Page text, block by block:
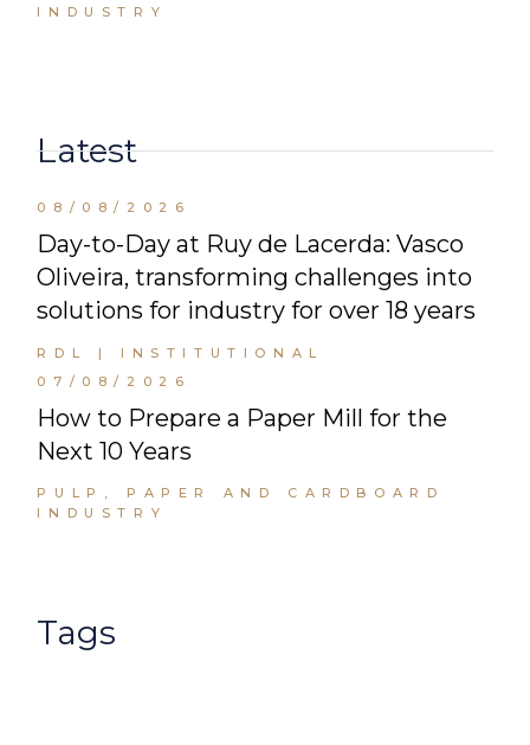
INDUSTRY
Latest
08/08/2026
Day-to-Day at Ruy de Lacerda: Vasco
Oliveira, transforming challenges into
solutions for industry for over 18 years
RDL | INSTITUTIONAL
07/08/2026
How to Prepare a Paper Mill for the
Next 10 Years
PULP, PAPER AND CARDBOARD
INDUSTRY
Tags